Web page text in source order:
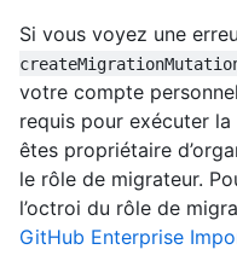
Si vous voyez une
votre compte
requis pour exécuter
êtes propriétaire
le rôle de migrateur.
l’octroi du rôle de
GitHub Enterprise